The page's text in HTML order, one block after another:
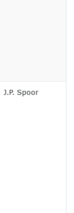
J.P. Spoor